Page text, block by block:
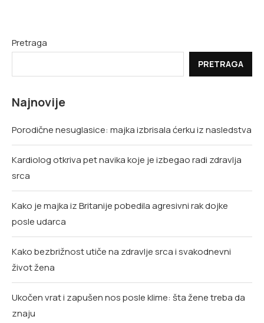
Pretraga
PRETRAGA
Najnovije
Porodične nesuglasice: majka izbrisala ćerku iz nasledstva
Kardiolog otkriva pet navika koje je izbegao radi zdravlja
srca
Kako je majka iz Britanije pobedila agresivni rak dojke
posle udarca
Kako bezbrižnost utiče na zdravlje srca i svakodnevni
život žena
Ukočen vrat i zapušen nos posle klime: šta žene treba da
znaju